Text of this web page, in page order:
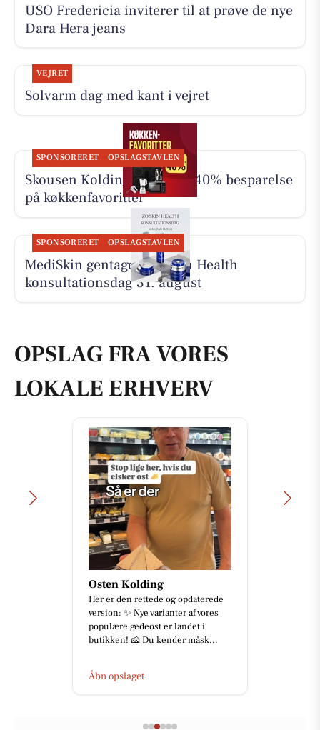
USO Fredericia inviterer til at prøve de nye
Dara Hera jeans
VEJRET
Solvarm dag med kant i vejret
SPONSORERET OPSLAGSTAVLEN
Skousen Kolding har op til 40% besparelse
på køkkenfavoritter
SPONSORERET OPSLAGSTAVLEN
MediSkin gentager ZO Skin Health
konsultationsdag 31. august
OPSLAG FRA VORES
LOKALE ERHVERV
Osten Kolding
Her er den rettede og opdaterede
version: ✨ Nye varianter af vores
populære gedeost er landet i
butikken! 🧀 Du kender måsk...
Åbn opslaget